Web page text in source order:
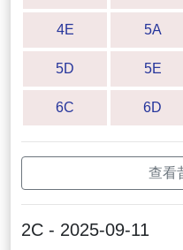
4E 5A
5D 5E
6C 6D
查看
2C - 2025-09-11